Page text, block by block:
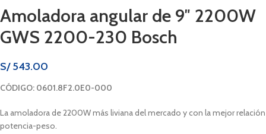
Amoladora angular de 9″ 2200W
GWS 2200-230 Bosch
S/543.00
CÓDIGO: 0601.8F2.0E0-000
La amoladora de 2200W más liviana del mercado y con la mejor relación
potencia-peso.